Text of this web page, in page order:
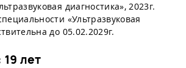
диагностика», 2023г.
«Ультразвуковая
до 05.02.2029г.
лет